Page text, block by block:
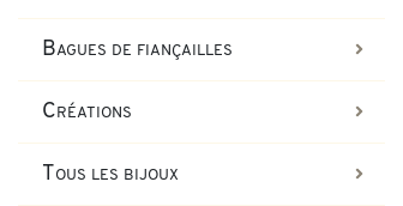
Bagues de fiançailles
Créations
Tous les bijoux